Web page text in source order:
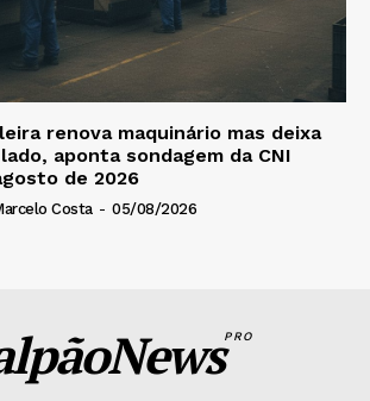
renova maquinário mas deixa
aponta sondagem da CNI
de 2026
Costa - 05/08/2026
PRO